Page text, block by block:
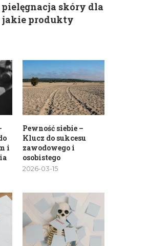
skóry dla
jakie produkty
i
Pewność siebie –
Klucz do sukcesu
zawodowego i
osobistego
2026-03-15